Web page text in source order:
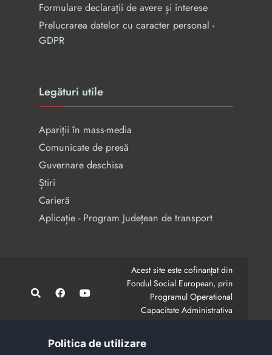
Formulare declarații de avere și interese
Prelucrarea datelor cu caracter personal -
GDPR
Legături utile
Apariții în mass-media
Comunicate de presă
Guvernare deschisa
Știri
Carieră
Aplicație - Program Județean de transport
Acest site este cofinanțat din
Fondul Social European, prin
Programul Operational
Capacitate Administrativa
CodMySmis/Sipoca: 128880/652;
Politica de utilizare